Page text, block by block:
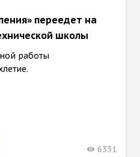
переедет на
школы
работы
6331